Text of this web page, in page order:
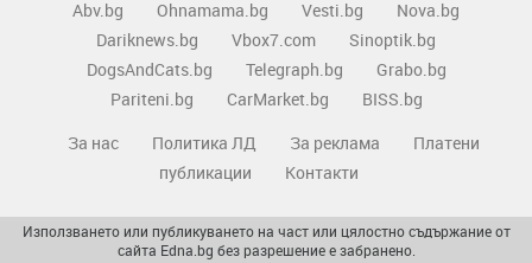
Abv.bg Ohnamama.bg Vesti.bg
Nova.bg
Dariknews.bg
Vbox7.com
Sinoptik.bg
DogsAndCats.bg
Telegraph.bg
Grabo.bg
Pariteni.bg
CarMarket.bg
BISS.bg
За нас
Политика ЛД За реклама
Платени
публикации
Контакти
Използването или публикуването на част или цялостно съдържание от
сайта Edna.bg без разрешение е забранено.